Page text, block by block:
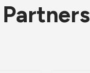
Partners